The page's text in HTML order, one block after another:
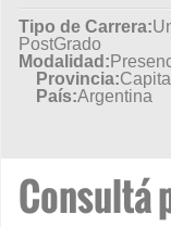
Tipo de Carrera:
PostGrado
Modalidad:
Provincia:
País:Argentina
Consultá